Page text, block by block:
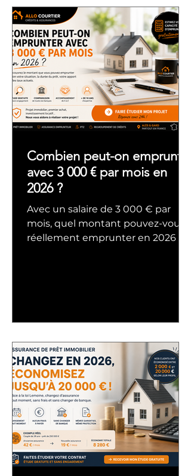
Combien peut-on emprunter
avec 3 000 € par mois en
2026 ?
Avec un salaire de 3 000 € par
mois, quel montant pouvez-vous
réellement emprunter en 2026 ?
projet immobilier.